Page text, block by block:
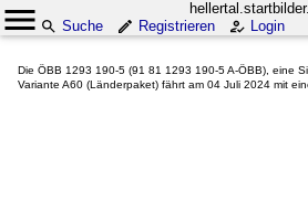
Suche
Registrieren Login
Die ÖBB 1293 190-5 (91 81 1293 190-5 A-ÖBB), eine
Variante A60 (Länderpaket) fährt am 04 Juli 2024 mit